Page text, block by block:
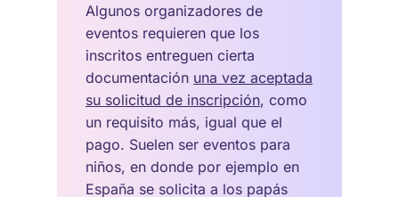
Algunos organizadores de
eventos requieren que los
inscritos entreguen cierta
documentación una vez aceptada
su solicitud de inscripción, como
un requisito más, igual que el
pago. Suelen ser eventos para
niños, en donde por ejemplo en
España se solicita a los papás